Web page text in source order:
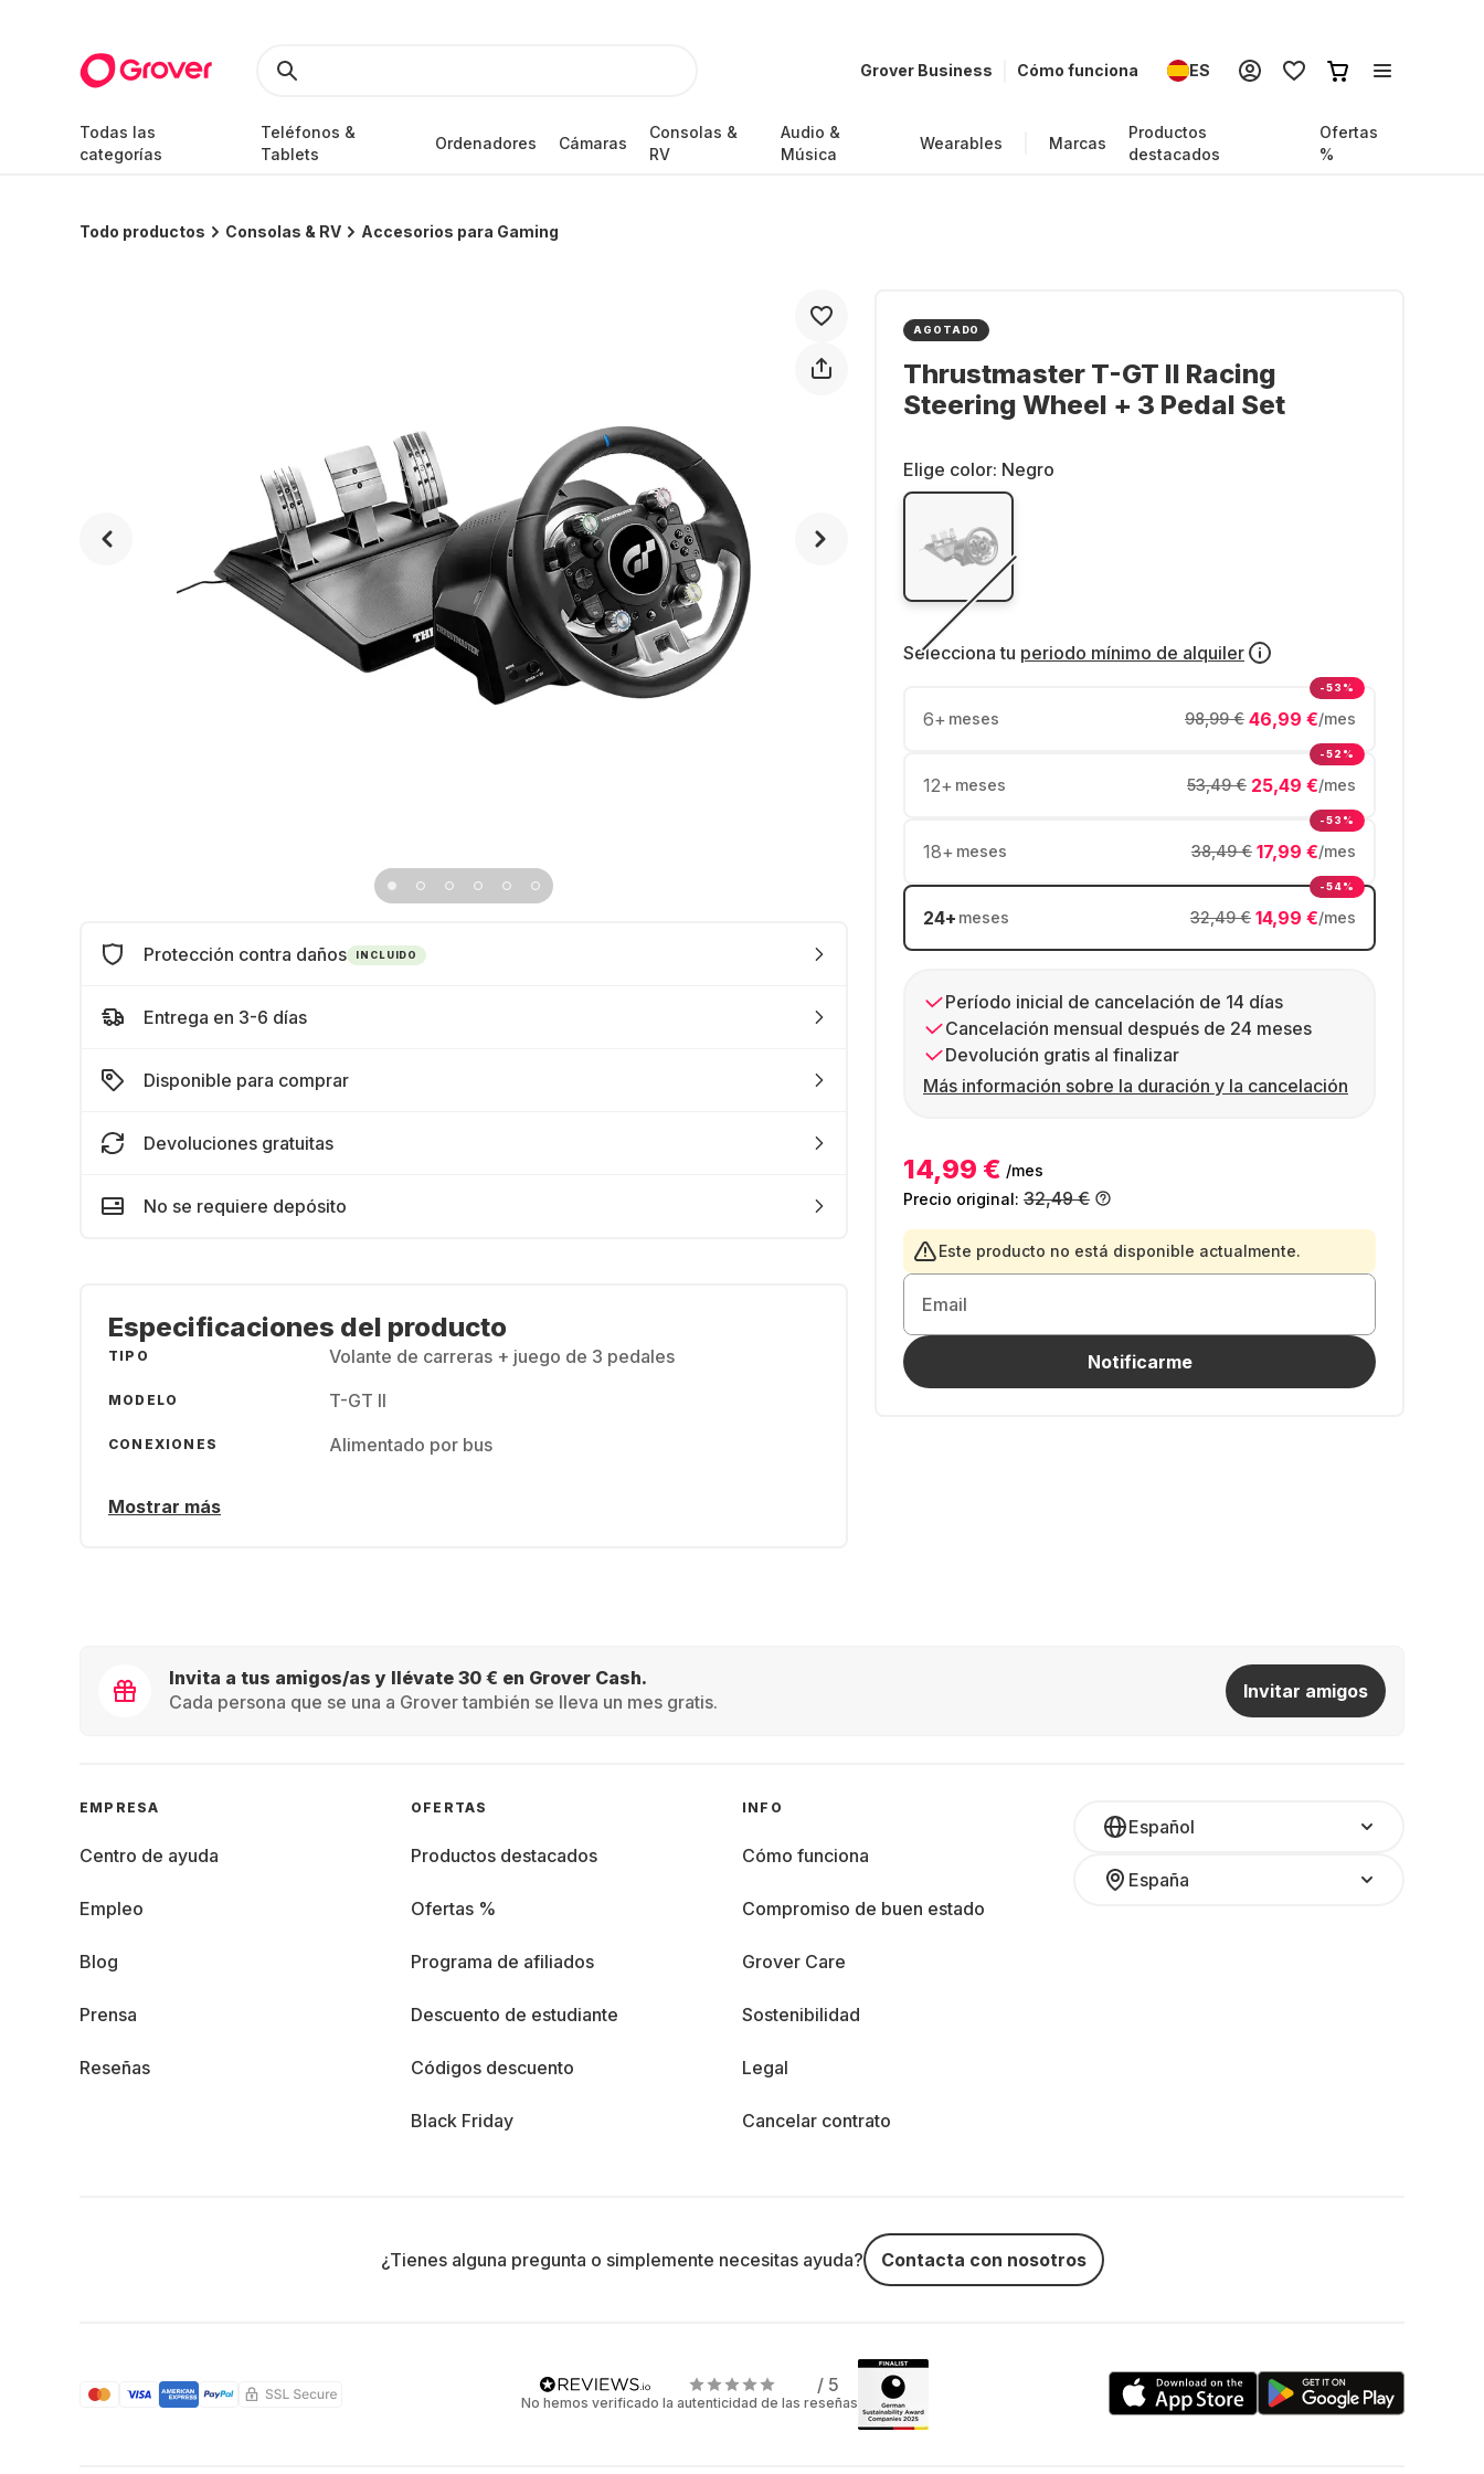
Grover Business Cómo funciona ES
Todas las
categorías
Teléfonos &
Tablets
Ordenadores Cámaras
Consolas &
RV
Audio &
Música
Wearables Marcas
Productos
destacados
Ofertas
%
Todo productos Consolas & RV Accesorios para Gaming
AGOTADO
Thrustmaster T-GT II Racing
Steering Wheel + 3 Pedal Set
Elige color: Negro
Selecciona tu periodo mínimo de alquiler
6+ meses 46,99 €/mes
98,99 €
-53%
12+ meses 25,49 €/mes
53,49 €
-52%
18+ meses 17,99 €/mes
38,49 €
-53%
24+ meses 14,99 €/mes
32,49 €
-54%
Período inicial de cancelación de 14 días
Cancelación mensual después de 24 meses
Devolución gratis al finalizar
Más información sobre la duración y la cancelación
14,99 € /mes
Precio original: 32,49 €
Este producto no está disponible actualmente.
Email
Notificarme
Protección contra daños INCLUIDO
Entrega en 3-6 días
Disponible para comprar
Devoluciones gratuitas
No se requiere depósito
Especificaciones del producto
TIPO Volante de carreras + juego de 3 pedales
MODELO T-GT II
CONEXIONES Alimentado por bus
Mostrar más
Invita a tus amigos/as y llévate 30 € en Grover Cash.
Cada persona que se una a Grover también se lleva un mes gratis.
Invitar amigos
Español
España
EMPRESA
Centro de ayuda
Empleo
Blog
Prensa
Reseñas
OFERTAS
Productos destacados
Ofertas %
Programa de afiliados
Descuento de estudiante
Códigos descuento
Black Friday
INFO
Cómo funciona
Compromiso de buen estado
Grover Care
Sostenibilidad
Legal
Cancelar contrato
¿Tienes alguna pregunta o simplemente necesitas ayuda? Contacta con nosotros
/ 5
No hemos verificado la autenticidad de las reseñas